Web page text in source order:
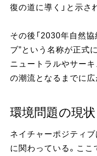
復の道に導く」と示さ
その後「2030年自然協
ブ”という名称が正式
ニュートラルやサー
の潮流となるまでに広
環境問題の現状
ネイチャーポジティ
に関わっている。こ